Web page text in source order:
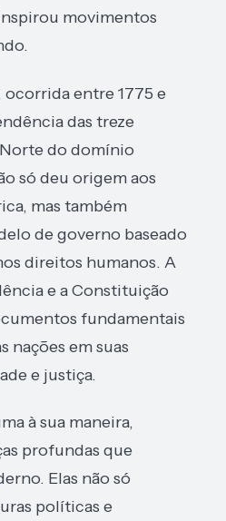
movimentos
ocorrida entre 1775 e
das treze
do domínio
só deu origem aos
mas também
de governo baseado
direitos humanos. A
e a Constituição
fundamentais
nações em suas
e justiça.
à sua maneira,
profundas que
Elas não só
políticas e